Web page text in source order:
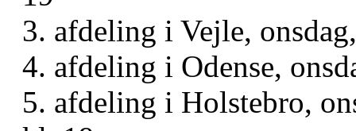
3. afdeling i Vejle,
4. afdeling i Odense,
5. afdeling i Holstebro,